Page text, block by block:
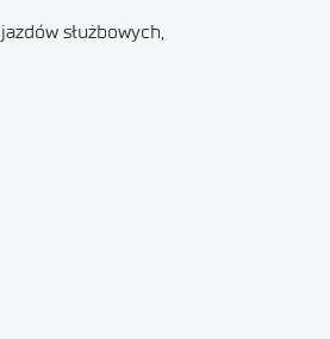
służbowych,